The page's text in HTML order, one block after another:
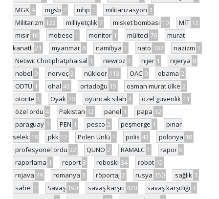
MGK 9 mgsb 2 mhp 1 militarizasyon 1
Militarizm 123 milliyetçilik 7 misket bombası 10 MİT 12
mısır 16 mobese 1 monitor 1 mülteci 76
murat
kanatlı 21 myanmar 8 namibya 1 nato 107 nazizm 1
Netiwit Chotiphatphaisal 1 newroz 1 nijer 1 nijerya 8
nobel 9 norveç 3 nükleer 113 OAC 9 obama 2
ODTÜ 1 ohal 43 ortadoğu 15 osman murat ülke 2
otorite 1 Oyak 10 oyuncak silah 4 özel güvenlik 11
özel ordu 4 Pakistan 12 panel 1 papa 12
paraguay 1 PEN 1 pesco 2 peşmerge 1
pınar
selek 18 pkk 12 Polen Ünlü 1 polis 43 polonya 10
profesyonel ordu 22 QUNO 2 RAMALC 1 rapor 5
raporlama 1 report 3 roboski 34 robot 15
rojava 39 romanya 3 röportaj 2 rusya 150 sağlık 1
sahel 1 Savaş 190 savaş karşıtı 420 savaş karşıtlığı 3